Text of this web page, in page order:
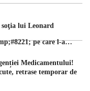
lui Leonard
pe care l-a
Medicamentului!
retrase temporar de